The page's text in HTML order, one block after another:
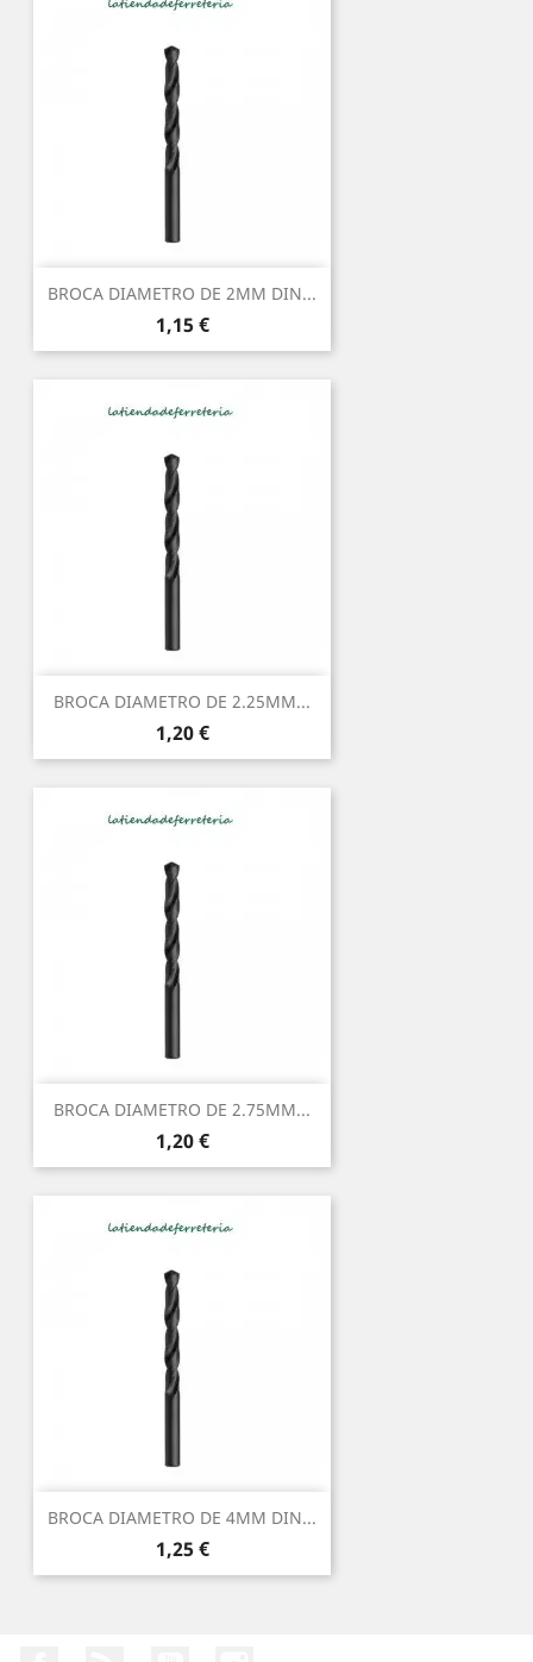
BROCA DIAMETRO DE 2MM DIN...
Precio
1,15 €
BROCA DIAMETRO DE 2.25MM...
Precio
1,20 €
BROCA DIAMETRO DE 2.75MM...
Precio
1,20 €
BROCA DIAMETRO DE 4MM DIN...
Precio
1,25 €